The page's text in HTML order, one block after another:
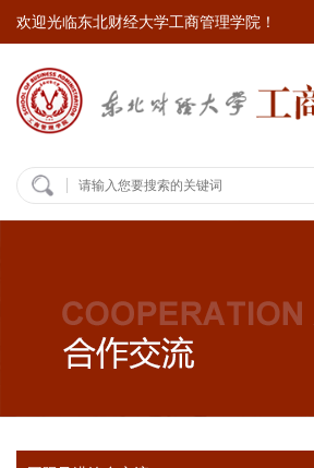
欢迎光临东北财经大学工商管理学院！